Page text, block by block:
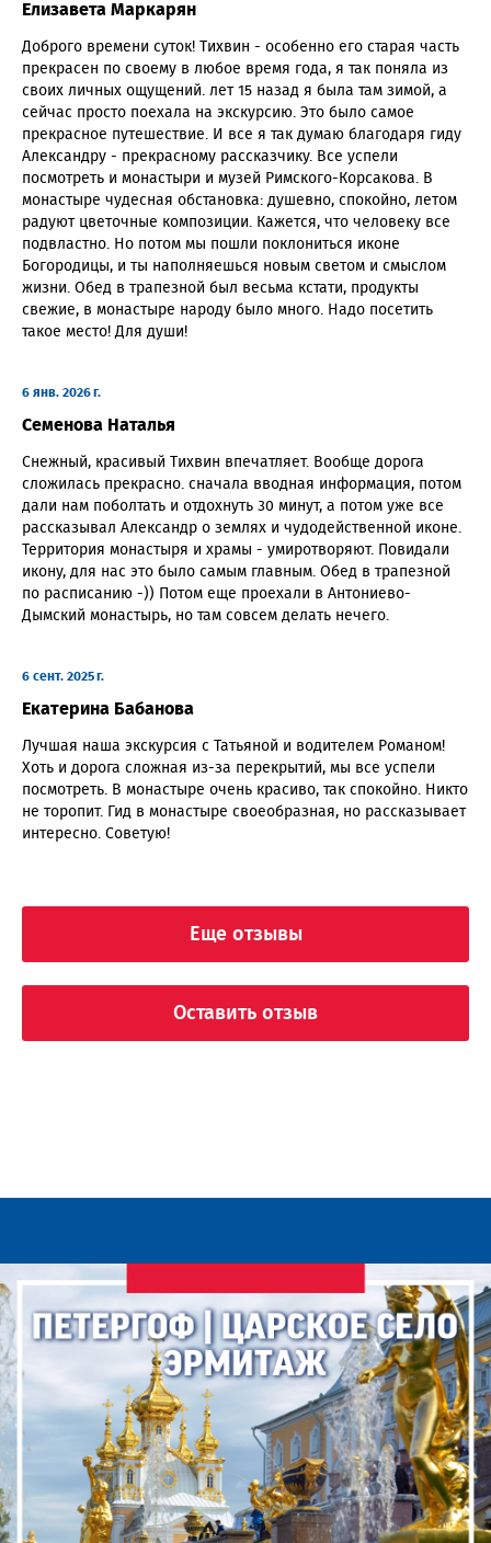
Елизавета Маркарян
Доброго времени суток! Тихвин - особенно его старая часть
прекрасен по своему в любое время года, я так поняла из
своих личных ощущений. лет 15 назад я была там зимой, а
сейчас просто поехала на экскурсию. Это было самое
прекрасное путешествие. И все я так думаю благодаря гиду
Александру - прекрасному рассказчику. Все успели
посмотреть и монастыри и музей Римского-Корсакова. В
монастыре чудесная обстановка: душевно, спокойно, летом
радуют цветочные композиции. Кажется, что человеку все
подвластно. Но потом мы пошли поклониться иконе
Богородицы, и ты наполняешься новым светом и смыслом
жизни. Обед в трапезной был весьма кстати, продукты
свежие, в монастыре народу было много. Надо посетить
такое место! Для души!
6 янв. 2026 г.
Семенова Наталья
Снежный, красивый Тихвин впечатляет. Вообще дорога
сложилась прекрасно. сначала вводная информация, потом
дали нам поболтать и отдохнуть 30 минут, а потом уже все
рассказывал Александр о землях и чудодейственной иконе.
Территория монастыря и храмы - умиротворяют. Повидали
икону, для нас это было самым главным. Обед в трапезной
по расписанию -)) Потом еще проехали в Антониево-
Дымский монастырь, но там совсем делать нечего.
6 сент. 2025 г.
Екатерина Бабанова
Лучшая наша экскурсия с Татьяной и водителем Романом!
Хоть и дорога сложная из-за перекрытий, мы все успели
посмотреть. В монастыре очень красиво, так спокойно. Никто
не торопит. Гид в монастыре своеобразная, но рассказывает
интересно. Советую!
Еще отзывы
Оставить отзыв